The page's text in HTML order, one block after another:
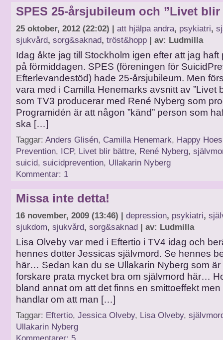
SPES 25-årsjubileum och ”Livet blir
25 oktober, 2012 (22:02) | att hjälpa andra, psykiatri,
sjukvård, sorg&saknad, tröst&hopp | av: Ludmilla
Idag åkte jag till Stockholm igen efter att jag haft
på förmiddagen. SPES (föreningen för
Efterlevandestöd) hade 25-årsjubileum. Men
vara med i Camilla Henemarks avsnitt av ”Livet
som TV3 producerar med René Nyberg som
Programidén är att någon ”känd” person som
ska […]
Taggar: Anders Glisén, Camilla Henemark, Happy Hoes
Prevention, ICP, Livet blir bättre, René Nyberg,
suicid, suicidprevention, Ullakarin Nyberg
Kommentar: 1
Missa inte detta!
16 november, 2009 (13:46) | depression, psykiatri,
sjukdom, sjukvård, sorg&saknad | av: Ludmilla
Lisa Olveby var med i Eftertio i TV4 idag och
hennes dotter Jessicas självmord. Se hennes
här… Sedan kan du se Ullakarin Nyberg som är
forskare prata mycket bra om självmord här…
bland annat om att det finns en smittoeffekt
handlar om att man […]
Taggar: Eftertio, Jessica Olveby, Lisa Olveby,
Ullakarin Nyberg